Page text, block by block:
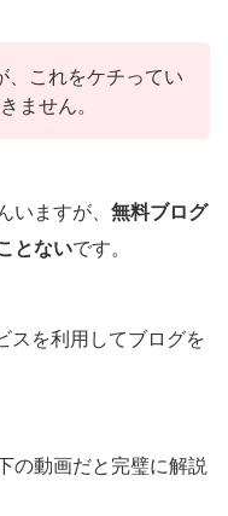
、これをケチってい
ません。
ますが、 無料ブログ
とないです。
スを利用してブログを
の動画だと完璧に解説